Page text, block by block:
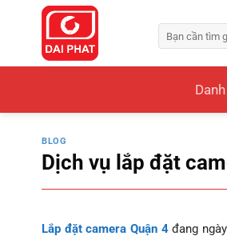
dung
kiếm:
BLOG
Dịch vụ lắp đặt
Lắp đặt camera Quận 4đang